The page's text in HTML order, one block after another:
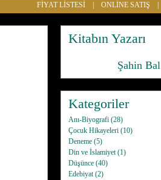
ONLİNE SATIŞ
FİYAT LİSTESİ
Kitabın Yazarı
Şahin Bal
Kategoriler
Anı-Biyografi (28)
Çocuk Hikayeleri (10)
Deneme (5)
Din ve İslamiyet(1)
Düşünce (40)
Edebiyat(2)